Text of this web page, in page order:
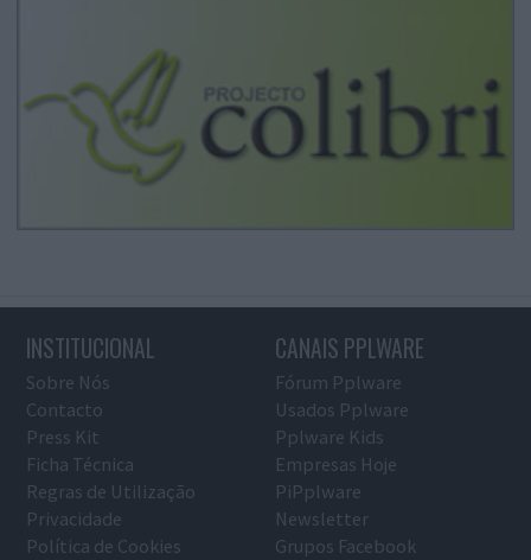
INSTITUCIONAL
Sobre Nós
Contacto
Press Kit
Ficha Técnica
Regras de Utilização
Privacidade
Política de Cookies
CANAIS PPLWARE
Fórum Pplware
Usados Pplware
Pplware Kids
Empresas Hoje
PiPplware
Newsletter
Grupos Facebook